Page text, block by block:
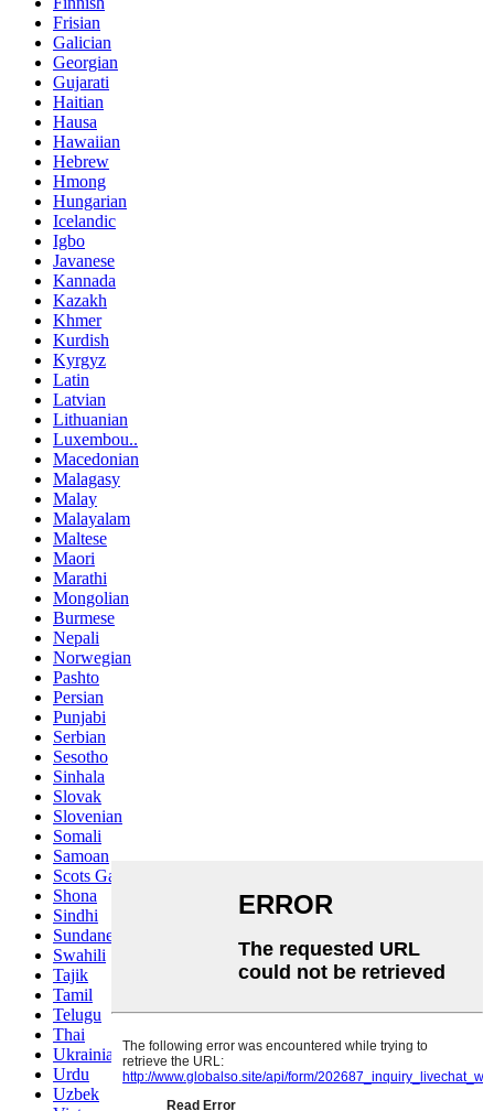
Frisian
Galician
Georgian
Gujarati
Haitian
Hausa
Hawaiian
Hebrew
Hmong
Hungarian
Icelandic
Igbo
Javanese
Kannada
Kazakh
Khmer
Kurdish
Kyrgyz
Latin
Latvian
Lithuanian
Luxembou..
Macedonian
Malagasy
Malay
Malayalam
Maltese
Maori
Marathi
Mongolian
Burmese
Nepali
Norwegian
Pashto
Persian
Punjabi
Serbian
Sesotho
Sinhala
Slovak
Slovenian
Somali
Samoan
Scots Gaelic
Shona
Sindhi
Sundanese
Swahili
Tajik
Tamil
Telugu
Thai
Ukrainian
Urdu
Uzbek